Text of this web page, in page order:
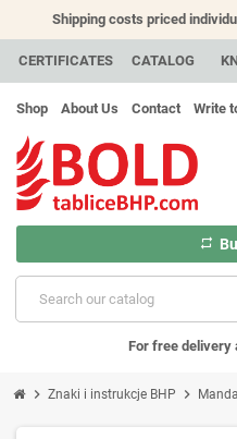
Shipping costs priced
CERTIFICATES CATALOG
Shop About Us Contact Write
repeat
For free delivery
chevron_right Znaki i instrukcje BHP chevron_right